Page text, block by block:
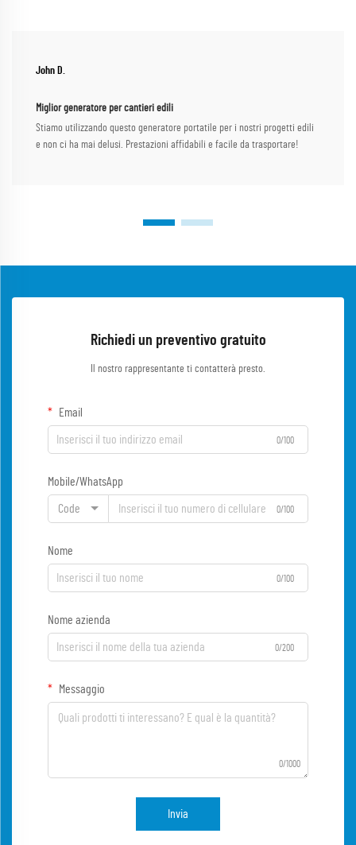
John D.
Miglior generatore per cantieri edili
Stiamo utilizzando questo generatore portatile per i nostri progetti edili
e non ci ha mai delusi. Prestazioni affidabili e facile da trasportare!
Richiedi un preventivo gratuito
Il nostro rappresentante ti contatterà presto.
Email
0/100
Mobile/WhatsApp
Code 0/100
Nome
0/100
Nome azienda
0/200
Messaggio
0/1000
Invia